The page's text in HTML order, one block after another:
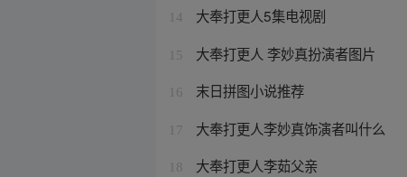
14 大奉打更人5集电视剧
15 大奉打更人 李妙真扮演者图片
16 末日拼图小说推荐
17 大奉打更人李妙真饰演者叫什么
18 大奉打更人李茹父亲